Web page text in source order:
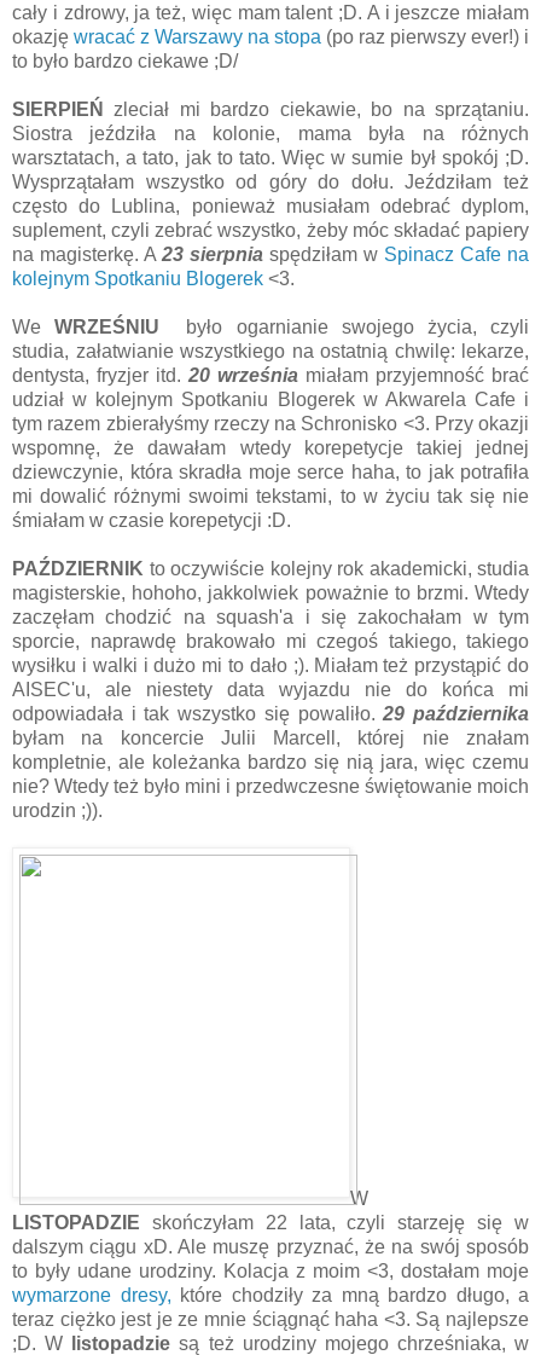
cały i zdrowy, ja też, więc mam talent ;D. A i jeszcze miałam
okazję wracać z Warszawy na stopa (po raz pierwszy ever!) i
to było bardzo ciekawe ;D/
SIERPIEŃ
zleciał mi bardzo ciekawie, bo na sprzątaniu.
Siostra jeździła na kolonie, mama była na różnych
warsztatach, a tato, jak to tato. Więc w sumie był spokój ;D.
Wysprzątałam wszystko od góry do dołu. Jeździłam też
często do Lublina, ponieważ musiałam odebrać dyplom,
suplement, czyli zebrać wszystko, żeby móc składać papiery
na magisterkę. A 23 sierpnia spędziłam w Spinacz Cafe na
kolejnym Spotkaniu Blogerek <3.
WeWRZEŚNIU
było ogarnianie swojego życia, czyli
studia, załatwianie wszystkiego na ostatnią chwilę: lekarze,
dentysta, fryzjer itd. 20 września miałam przyjemność brać
udział w kolejnym Spotkaniu Blogerek w Akwarela Cafe i
tym razem zbierałyśmy rzeczy na Schronisko <3. Przy okazji
wspomnę, że dawałam wtedy korepetycje takiej jednej
dziewczynie, która skradła moje serce haha, to jak potrafiła
mi dowalić różnymi swoimi tekstami, to w życiu tak się nie
śmiałam w czasie korepetycji :D.
PAŹDZIERNIK to oczywiście kolejny rok akademicki, studia
magisterskie, hohoho, jakkolwiek poważnie to brzmi. Wtedy
zaczęłam chodzić na squash'a i się zakochałam w tym
sporcie, naprawdę brakowało mi czegoś takiego, takiego
wysiłku i walki i dużo mi to dało ;). Miałam też przystąpić do
AISEC'u, ale niestety data wyjazdu nie do końca mi
odpowiadała i tak wszystko się powaliło.29 października
byłam na koncercie Julii Marcell, której nie znałam
kompletnie, ale koleżanka bardzo się nią jara, więc czemu
nie? Wtedy też było mini i przedwczesne świętowanie moich
urodzin ;)).
W
LISTOPADZIE skończyłam 22 lata, czyli starzeję się w
dalszym ciągu xD. Ale muszę przyznać, że na swój sposób
to były udane urodziny. Kolacja z moim <3, dostałam moje
wymarzone dresy, które chodziły za mną bardzo długo, a
teraz ciężko jest je ze mnie ściągnąć haha <3. Są najlepsze
;D. W
listopadzie są też urodziny mojego chrześniaka, w